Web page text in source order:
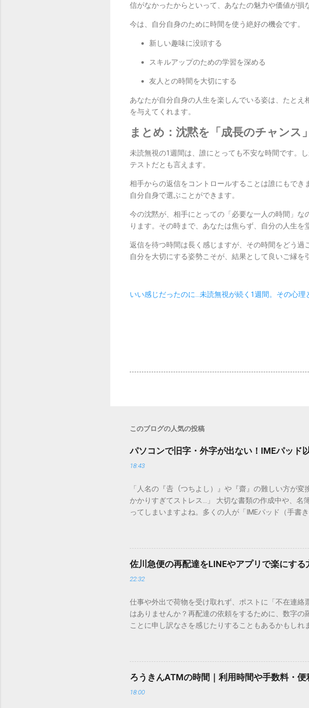
信がなかったからといって、あなたの魅力や価値が損
今は、自分自身のために時間を使う絶好の機会です。
新しい趣味に没頭する
スキルアップのための学習を深める
友人との時間を大切にする
あなたが自分自身の人生を楽しんでいる姿は、たと
を与えてくれます。
まとめ：沈黙を「成長のチャンス
未読無視の1週間は、誰にとっても不安な時間です。
テストだとも言えます。
相手からの返信をコントロールすることは誰にもで
自分自身で選ぶことができます。
今の沈黙が、相手にとっての「必要な一人の時間」
ります。その時まで、あなたは焦らず、自分の人生を
返信を待つ時間は長く感じますが、その時間をどう過
自分を大切にする姿勢こそが、結果として良いご縁を
いい感じだったのに…未読無視が続く1週間。その心理
このブログの人気の投稿
パソコンで旧字・外字が出ない！IMEパッド
18:43
「人名の『𠮷（つちよし）』や『齋』の難しい方が
かかりすぎてストレス…」 大切な書類の作成中や、
ってしまいますよね。多くの人が「IMEパッド（手書
ードを打ち込むだけで一瞬で旧字や外字、特殊記号
この方法をマスターすれば、もう難しい漢字の入力
が出てこないのか？ そもそも、なぜ普通の変換で出
認識する仕組みにあります。 日本のパソコンで一般
準」「第2水準」といった形で整理されています。し
「Unicode（ユニコード）」や「JISコード」といっ
所」のような番号が割り振られています。変換候補
び出すことができるのです。 2. Windows標準機能！
できます。 具体的な手順（Unicode入力） 入力した
角」にする（※重要）。 **「20BB7」**と入力する。
力した数字が、一瞬で対応する漢字（例：𠮷）に変
佐川急便の再配達をLINEやアプリで楽にす
22:32
仕事や外出で荷物を受け取れず、ポストに「不在連
はありませんか？再配達の依頼をするために、数字
ことに申し訳なさを感じたりすることもあるかもしれ
ビス「スマートクラブ」と、LINEや公式アプリの連
なります。この記事では、忙しい毎日をサポートす
す。 佐川急便の再配達が劇的に変わる「スマートク
会員サービス「スマートクラブ」です。これは、荷
す。 以前はウェブサイトを開いてログインする手間
ろうきんATMの時間｜利用時間や手数料・
18:00